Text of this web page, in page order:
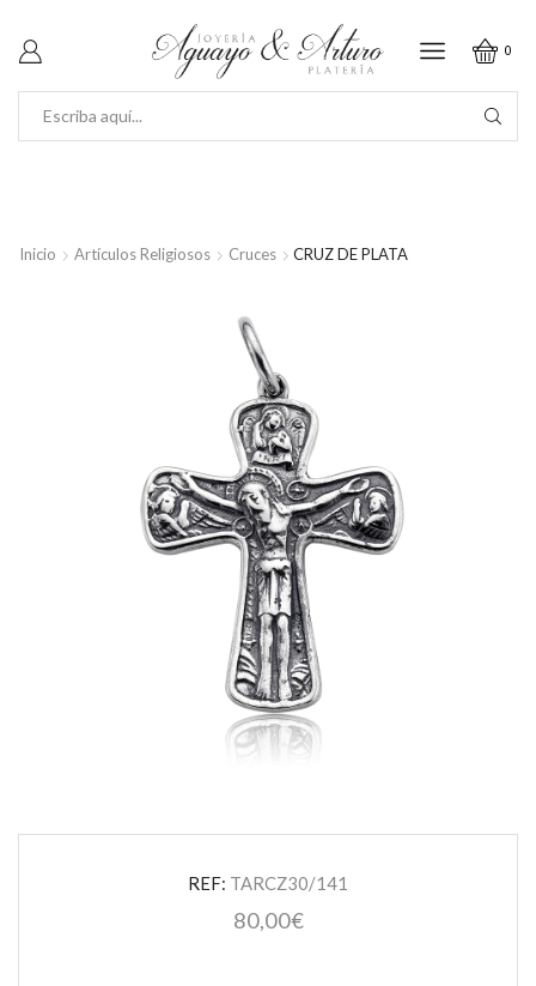
0
Inicio Artículos Religiosos Cruces CRUZ DE PLATA
REF: TARCZ30/141
80,00€